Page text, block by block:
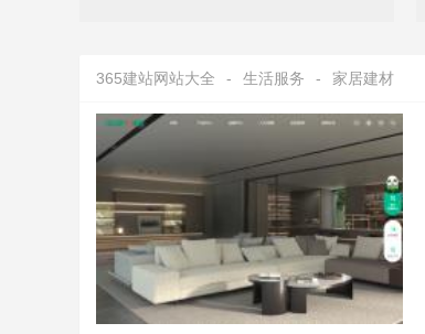
365建站网站大全 - 生活服务 - 家居建材